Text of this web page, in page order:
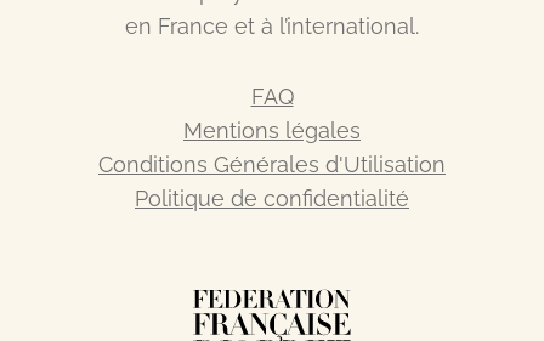
en France et à l’international.
FAQ
Mentions légales
Conditions Générales d'Utilisation
Politique de confidentialité